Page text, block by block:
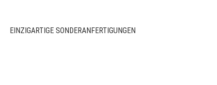
EINZIGARTIGE SONDERANFERTIGUNGEN